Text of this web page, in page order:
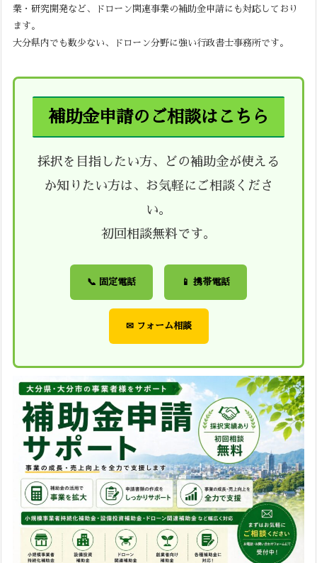
業・研究開発など、ドローン関連事業の補助金申請にも対応しており
ます。
大分県内でも数少ない、ドローン分野に強い行政書士事務所です。
補助金申請のご相談はこちら
採択を目指したい方、どの補助金が使える
か知りたい方は、お気軽にご相談くださ
い。
初回相談無料です。
📞 固定電話 📱 携帯電話
✉ フォーム相談